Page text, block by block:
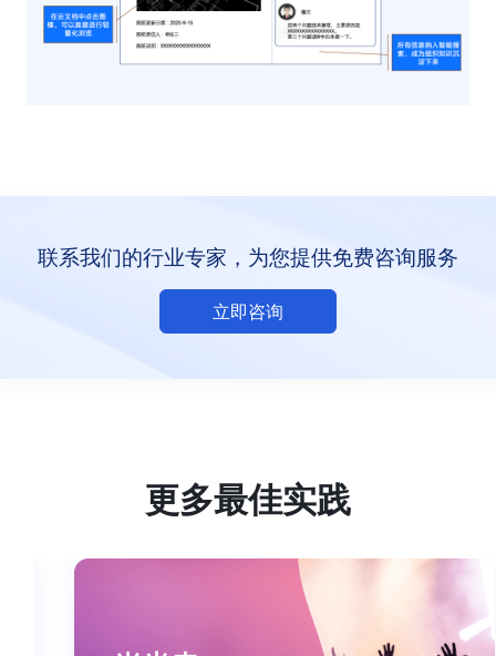
联系我们的行业专家，为您提供免费咨询服务
立即咨询
更多最佳实践